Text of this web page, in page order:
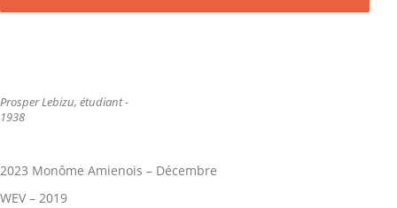
Prosper Lebizu, étudiant -
1938
2023 Monôme Amienois – Décembre
WEV – 2019